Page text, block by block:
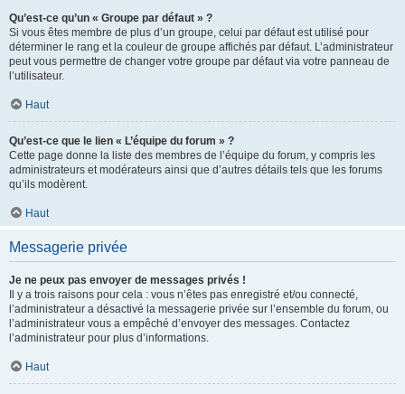
Qu’est-ce qu’un « Groupe par défaut » ?
Si vous êtes membre de plus d’un groupe, celui par défaut est utilisé pour
déterminer le rang et la couleur de groupe affichés par défaut. L’administrateur
peut vous permettre de changer votre groupe par défaut via votre panneau de
l’utilisateur.
Haut
Qu’est-ce que le lien « L’équipe du forum » ?
Cette page donne la liste des membres de l’équipe du forum, y compris les
administrateurs et modérateurs ainsi que d’autres détails tels que les forums
qu’ils modèrent.
Haut
Messagerie privée
Je ne peux pas envoyer de messages privés !
Il y a trois raisons pour cela : vous n’êtes pas enregistré et/ou connecté,
l’administrateur a désactivé la messagerie privée sur l’ensemble du forum, ou
l’administrateur vous a empêché d’envoyer des messages. Contactez
l’administrateur pour plus d’informations.
Haut